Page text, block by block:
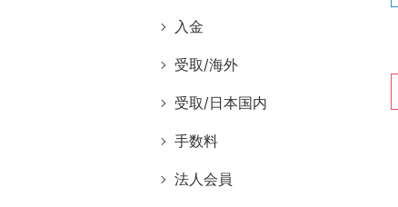
入金
受取/海外
受取/日本国内
手数料
法人会員